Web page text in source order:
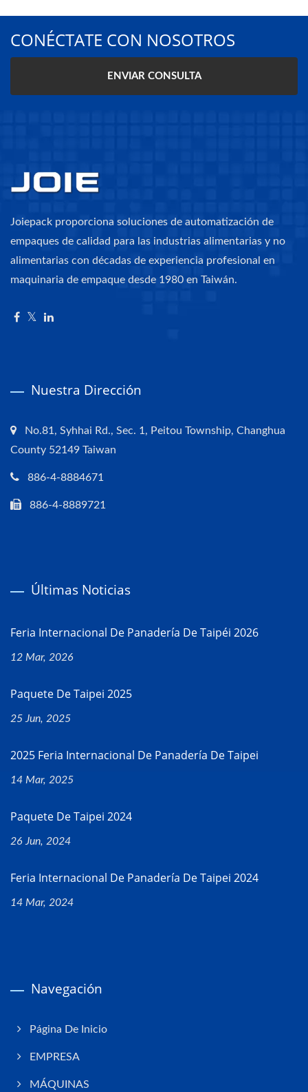
CONÉCTATE CON NOSOTROS
ENVIAR CONSULTA
Joiepack proporciona soluciones de automatización de
empaques de calidad para las industrias alimentarias y no
alimentarias con décadas de experiencia profesional en
maquinaria de empaque desde 1980 en Taiwán.
Nuestra Dirección
No.81, Syhhai Rd., Sec. 1, Peitou Township, Changhua
County 52149 Taiwan
886-4-8884671
886-4-8889721
Últimas Noticias
Feria Internacional De Panadería De Taipéi 2026
12 Mar, 2026
Paquete De Taipei 2025
25 Jun, 2025
2025 Feria Internacional De Panadería De Taipei
14 Mar, 2025
Paquete De Taipei 2024
26 Jun, 2024
Feria Internacional De Panadería De Taipei 2024
14 Mar, 2024
Navegación
Página De Inicio
EMPRESA
MÁQUINAS